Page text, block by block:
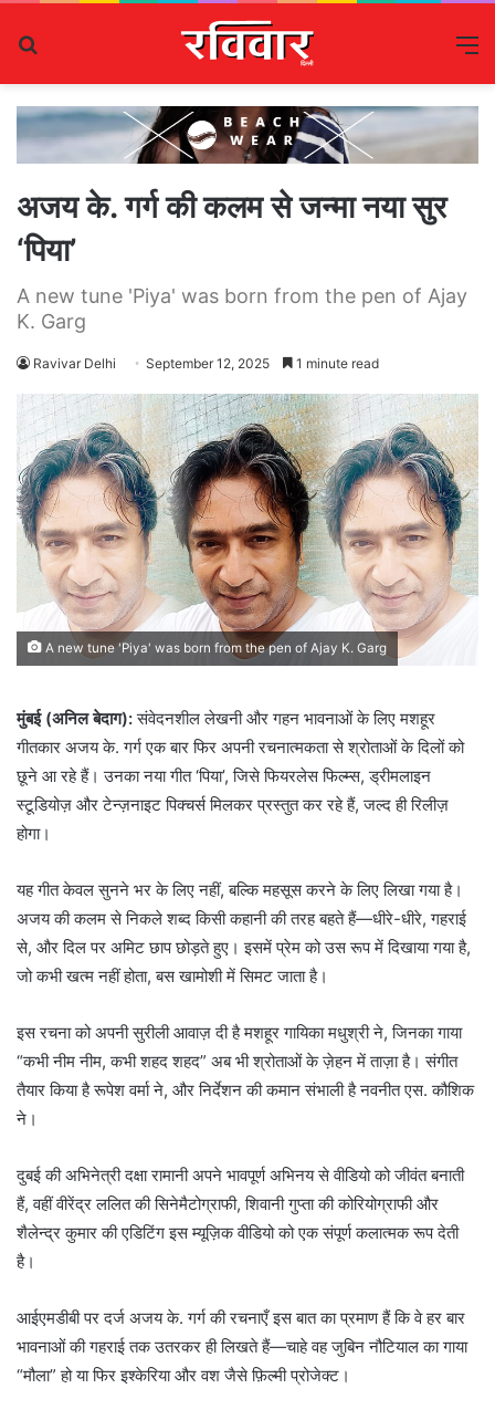
अजय के. गर्ग की कलम से जन्मा नया सुर
‘पिया’
A new tune 'Piya' was born from the pen of Ajay
K. Garg
Ravivar Delhi September 12, 2025 1 minute read
A new tune 'Piya' was born from the pen of Ajay K. Garg
मुंबई (अनिल बेदाग):संवेदनशील लेखनी और गहन भावनाओं के लिए मशहूर
गीतकार अजय के. गर्ग एक बार फिर अपनी रचनात्मकता से श्रोताओं के दिलों को
छूने आ रहे हैं। उनका नया गीत ‘पिया’, जिसे फियरलेस फिल्म्स, ड्रीमलाइन
स्टूडियोज़ और टेन्ज़नाइट पिक्चर्स मिलकर प्रस्तुत कर रहे हैं, जल्द ही रिलीज़
होगा।
यह गीत केवल सुनने भर के लिए नहीं, बल्कि महसूस करने के लिए लिखा गया है।
अजय की कलम से निकले शब्द किसी कहानी की तरह बहते हैं—धीरे-धीरे, गहराई
से, और दिल पर अमिट छाप छोड़ते हुए। इसमें प्रेम को उस रूप में दिखाया गया है,
जो कभी खत्म नहीं होता, बस खामोशी में सिमट जाता है।
इस रचना को अपनी सुरीली आवाज़ दी है मशहूर गायिका मधुश्री ने, जिनका गाया
“कभी नीम नीम, कभी शहद शहद” अब भी श्रोताओं के ज़ेहन में ताज़ा है। संगीत
तैयार किया है रूपेश वर्मा ने, और निर्देशन की कमान संभाली है नवनीत एस. कौशिक
ने।
दुबई की अभिनेत्री दक्षा रामानी अपने भावपूर्ण अभिनय से वीडियो को जीवंत बनाती
हैं, वहीं वीरेंद्र ललित की सिनेमैटोग्राफी, शिवानी गुप्ता की कोरियोग्राफी और
शैलेन्द्र कुमार की एडिटिंग इस म्यूज़िक वीडियो को एक संपूर्ण कलात्मक रूप देती
है।
आईएमडीबी पर दर्ज अजय के. गर्ग की रचनाएँ इस बात का प्रमाण हैं कि वे हर बार
भावनाओं की गहराई तक उतरकर ही लिखते हैं—चाहे वह जुबिन नौटियाल का गाया
“मौला” हो या फिर इश्केरिया और वश जैसे फ़िल्मी प्रोजेक्ट।